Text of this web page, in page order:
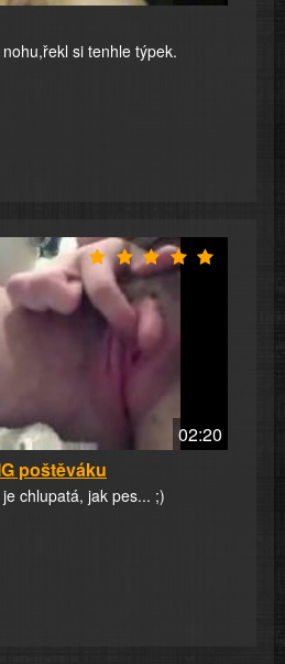
si tenhle týpek.
02:20
poštěváku
chlupatá, jak pes... ;)